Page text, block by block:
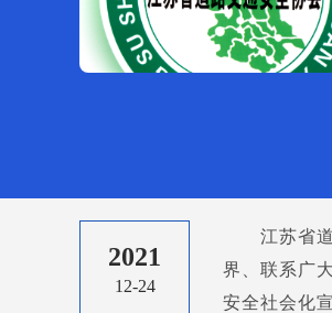
2021
12-24
江苏省
界、联系广
安全社会化